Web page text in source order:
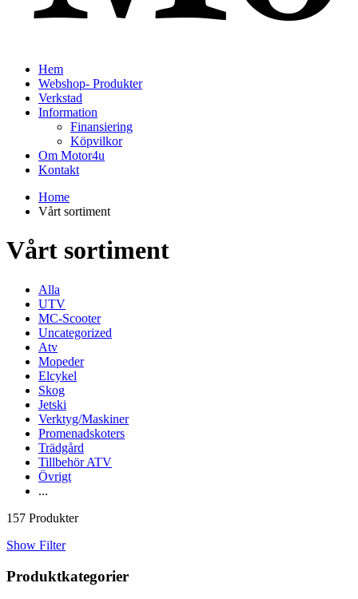
Hem
Webshop- Produkter
Verkstad
Information
Finansiering
Köpvilkor
Om Motor4u
Kontakt
Home
Vårt sortiment
Vårt sortiment
Alla
UTV
MC-Scooter
Uncategorized
Atv
Mopeder
Elcykel
Skog
Jetski
Verktyg/Maskiner
Promenadskoters
Trädgård
Tillbehör ATV
Övrigt
...
157 Produkter
Show Filter
Produktkategorier